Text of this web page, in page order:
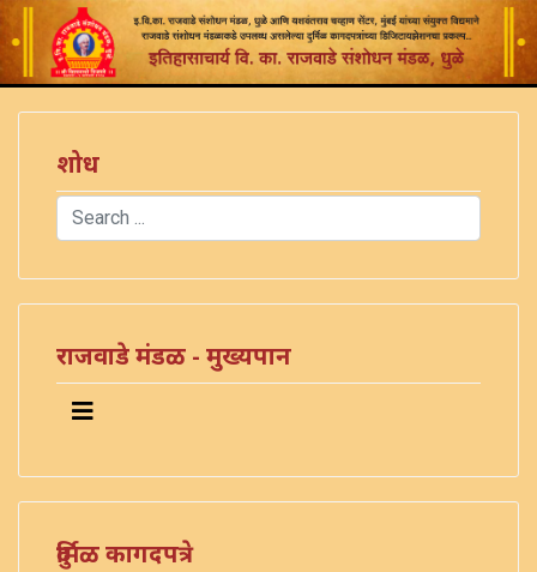
शोध
Search
राजवाडे मंडळ - मुख्यपान
दुर्मिळ कागदपत्रे